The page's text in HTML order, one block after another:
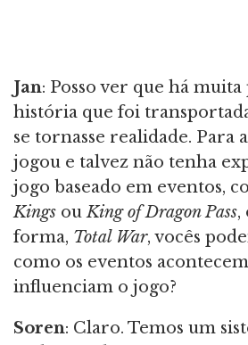
Jan: Posso ver que há muita
história que foi
se tornasse realidade. Para
jogou e talvez não tenha
jogo baseado em eventos,
Kings ouKing of Dragon Pass,
forma, Total War, vocês
como os eventos
influenciam o jogo?
Soren: Claro. Temos um